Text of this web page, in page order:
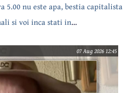
5.00 nu este apa, bestia capitalista
si voi inca stati in
07 Aug 2026 12:45